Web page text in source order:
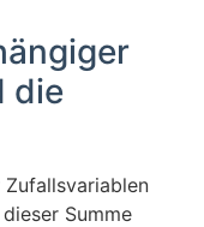
die
Zufallsvariablen
Summe